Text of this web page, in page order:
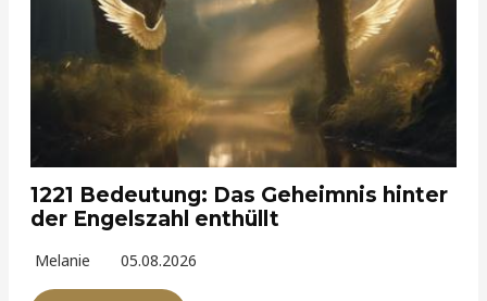
1221 Bedeutung: Das Geheimnis hinter
der Engelszahl enthüllt
Melanie 05.08.2026